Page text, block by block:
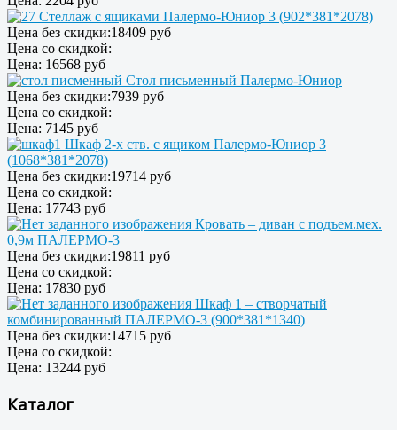
Стеллаж с ящиками Палермо-Юниор 3 (902*381*2078)
Цена без скидки:18409 руб
Цена со скидкой:
Цена: 16568 руб
Стол письменный Палермо-Юниор
Цена без скидки:7939 руб
Цена со скидкой:
Цена: 7145 руб
Шкаф 2-х ств. с ящиком Палермо-Юниор 3
(1068*381*2078)
Цена без скидки:19714 руб
Цена со скидкой:
Цена: 17743 руб
Кровать – диван с подъем.мех.
0,9м ПАЛЕРМО-3
Цена без скидки:19811 руб
Цена со скидкой:
Цена: 17830 руб
Шкаф 1 – створчатый
комбинированный ПАЛЕРМО-3 (900*381*1340)
Цена без скидки:14715 руб
Цена со скидкой:
Цена: 13244 руб
Каталог